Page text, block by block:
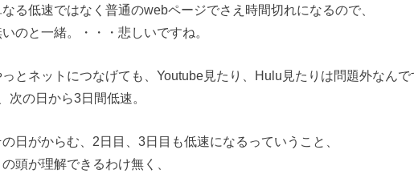
る低速ではなく普通のwebページでさえ時間切れになるので、
のと一緒。・・・悲しいですね。
とネットにつなげても、Youtube見たり、Hulu見たりは問題外なんで
次の日から3日間低速。
日がからむ、2日目、3日目も低速になるっていうこと、
頭が理解できるわけ無く、